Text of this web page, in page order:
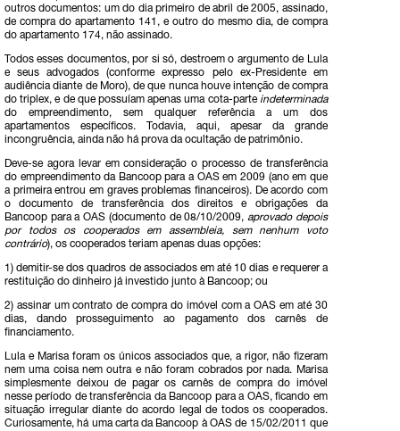
outros documentos: um do dia primeiro de abril de 2005, assinado,
de compra do apartamento 141, e outro do mesmo dia, de compra
do apartamento 174, não assinado.
Todos esses documentos, por si só, destroem o argumento de Lula
e seus advogados (conforme expresso pelo ex-Presidente em
audiência diante de Moro), de que nunca houve intenção de compra
do triplex, e de que possuíam apenas uma cota-parte indeterminada
do empreendimento, sem qualquer referência a um dos
apartamentos específicos. Todavia, aqui, apesar da grande
incongruência, ainda não há prova da ocultação de patrimônio.
Deve-se agora levar em consideração o processo de transferência
do empreendimento da Bancoop para a OAS em 2009 (ano em que
a primeira entrou em graves problemas financeiros). De acordo com
o documento de transferência dos direitos e obrigações da
Bancoop para a OAS (documento de 08/10/2009,aprovado depois
por todos os cooperados em assembleia, sem nenhum voto
contrário), os cooperados teriam apenas duas opções:
1) demitir-se dos quadros de associados em até 10 dias e requerer a
restituição do dinheiro já investido junto à Bancoop; ou
2) assinar um contrato de compra do imóvel com a OAS em até 30
dias, dando prosseguimento ao pagamento dos carnês de
financiamento.
Lula e Marisa foram os únicos associados que, a rigor, não fizeram
nem uma coisa nem outra e não foram cobrados por nada. Marisa
simplesmente deixou de pagar os carnês de compra do imóvel
nesse período de transferência da Bancoop para a OAS, ficando em
situação irregular diante do acordo legal de todos os cooperados.
Curiosamente, há uma carta da Bancoop à OAS de 15/02/2011 que